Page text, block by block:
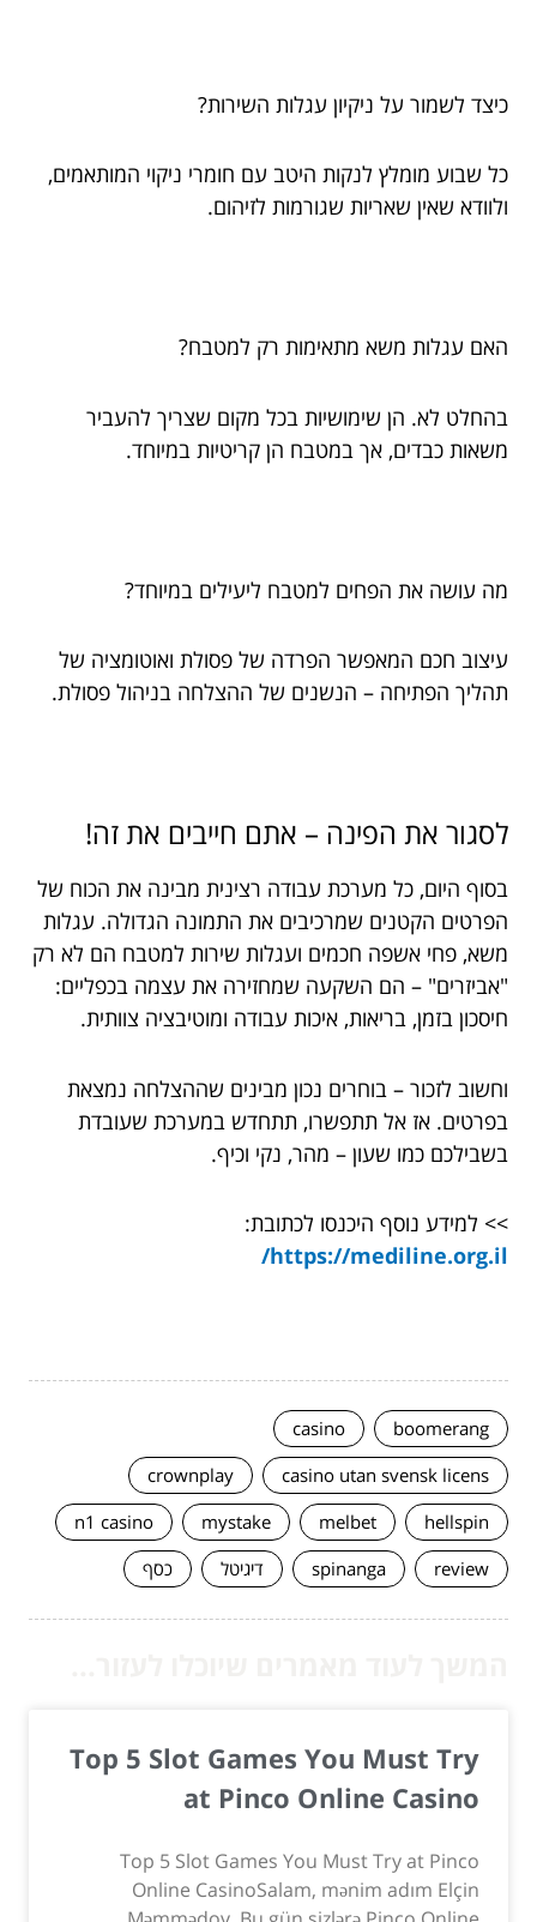
כיצד לשמור על ניקיון עגלות השירות?
כל שבוע מומלץ לנקות היטב עם חומרי ניקוי המותאמים,
ולוודא שאין שאריות שגורמות לזיהום.
האם עגלות משא מתאימות רק למטבח?
בהחלט לא. הן שימושיות בכל מקום שצריך להעביר
משאות כבדים, אך במטבח הן קריטיות במיוחד.
מה עושה את הפחים למטבח ליעילים במיוחד?
עיצוב חכם המאפשר הפרדה של פסולת ואוטומציה של
תהליך הפתיחה – הנשנים של ההצלחה בניהול פסולת.
לסגור את הפינה – אתם חייבים את זה!
בסוף היום, כל מערכת עבודה רצינית מבינה את הכוח של
הפרטים הקטנים שמרכיבים את התמונה הגדולה. עגלות
משא, פחי אשפה חכמים ועגלות שירות למטבח הם לא רק
"אביזרים" – הם השקעה שמחזירה את עצמה בכפליים:
חיסכון בזמן, בריאות, איכות עבודה ומוטיבציה צוותית.
וחשוב לזכור – בוחרים נכון מבינים שההצלחה נמצאת
בפרטים. אז אל תתפשרו, תתחדש במערכת שעובדת
בשבילכם כמו שעון – מהר, נקי וכיף.
>> למידע נוסף היכנסו לכתובת:
https://mediline.org.il/
boomerang
casino
casino utan svensk licens
crownplay
hellspin
melbet
mystake
n1 casino
review
spinanga דיגיטל כסף
Top 5 Slot Games You Must Try
at Pinco Online Casino
Top 5 Slot Games You Must Try at Pinco
Online CasinoSalam, mənim adım Elçin